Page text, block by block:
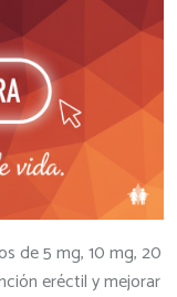
de 5 mg, 10 mg, 20
eréctil y mejorar